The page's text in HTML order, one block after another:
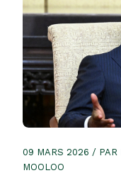
09 MARS 2026 / PAR
MOOLOO